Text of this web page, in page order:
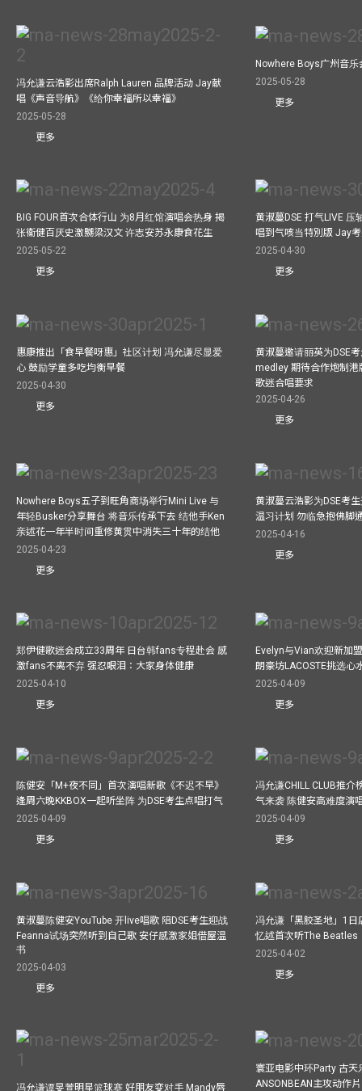
冯允谦云浩影出席Ralph Lauren 品牌活动 Jay献
唱《声音导航》《给你幸福所以幸福》
2025-05-28
更多
Nowhere Boys广州音
2025-05-28
更多
BIG FOUR首次合体行山 为8月红馆演唱会热身 揭
张衞健百厌史激嬲梁汉文 许志安苏永康食花生
2025-05-22
更多
黄淑蔓DSE 打气LIVE 压
唱到气咳当特別版 Jay
2025-04-30
更多
惠康推出「食早餐呀惠」社区计划 冯允谦尽显爱
心 鼓励学童多吃均衡早餐
2025-04-30
更多
黄淑蔓邀请丽英为DSE
medley 期待合作炮制
歌迷合唱要求
2025-04-26
更多
Nowhere Boys五子到旺角商场举行Mini Live 与
年轻Busker分享舞台 将音乐传承下去 结他手Ken
亲述花一年半时间重修黄贯中消失三十年的结他
2025-04-23
更多
黄淑蔓云浩影为DSE考
温习计划 勿临急抱佛脚
2025-04-16
更多
郑伊健歌迷会成立33周年 日台韩fans专程赴会 感
激fans不离不弃 强忍眼泪：大家身体健康
2025-04-10
更多
Evelyn与Vian欢迎新加
朗豪坊LACOSTE挑选心
2025-04-09
更多
陈健安「M+夜不同」首次演唱新歌《不迟不早》
逢周六晚KKBOX一起听坐阵 为DSE考生点唱打气
2025-04-09
更多
冯允谦CHILL CLUB推介
气来袭 陈健安高难度演
2025-04-09
更多
黄淑蔓陈健安YouTube 开live唱歌 陪DSE考生迎战
Feanna试场突然听到自己歌 安仔感激家姐借屋温
书
2025-04-03
更多
冯允谦「黑胶圣地」1
忆述首次听The Beatles
2025-04-02
更多
冯允谦谭旻萱明星篮球赛 好朋友变对手 Mandy唇
寰亚电影中环Party 古
ANSONBEAN主攻动作